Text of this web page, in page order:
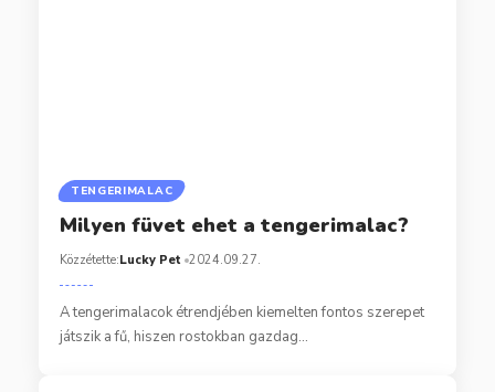
TENGERIMALAC
Milyen füvet ehet a tengerimalac?
Közzétette:Lucky Pet 2024.09.27.
A tengerimalacok étrendjében kiemelten fontos szerepet
játszik a fű, hiszen rostokban gazdag…